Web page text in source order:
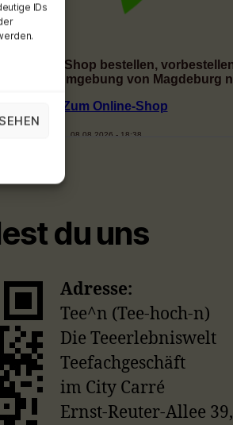
IDs
du uns
Adresse:
Tee^n (Tee-hoch-n)
Die Teeerlebniswelt
Teefachgeschäft
im City Carré
Ernst-Reuter-Allee 39,